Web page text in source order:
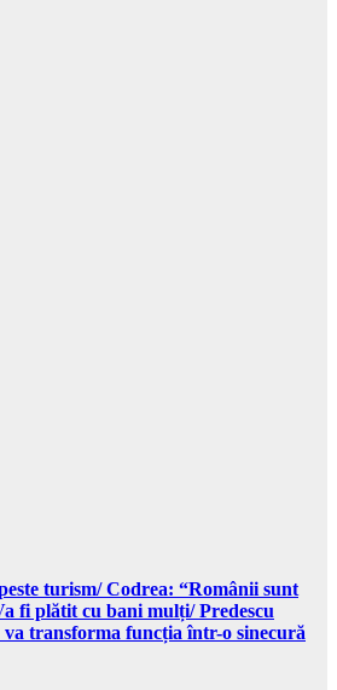
turism/ Codrea: “Românii sunt
fi plătit cu bani mulți/ Predescu
va transforma funcția într-o sinecură